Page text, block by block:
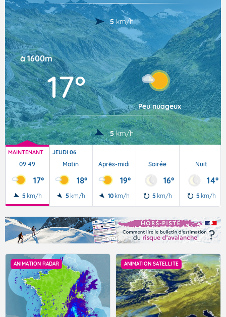
5 km/h
à 1600m
17°
Peu nuageux
5 km/h
MAINTENANT
09:49
17°
5 km/h
JEUDI 06
Matin
18°
5 km/h
Après-midi
19°
10 km/h
Soirée
16°
5 km/h
Nuit
14°
5 km/h
ANIMATION RADAR ANIMATION SATELLITE